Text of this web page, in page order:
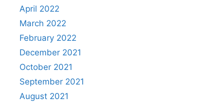
April 2022
March 2022
February 2022
December 2021
October 2021
September 2021
August 2021